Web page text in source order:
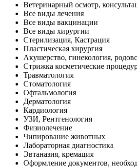
Ветеринарный осмотр,
Все виды лечения
Все виды вакцинации
Все виды хирургии
Стерилизация, Кастрация
Пластическая хирургия
Акушерство, гинекология,
Стрижка косметические
Травматология
Стоматология
Офтальмология
Дерматология
Кардиология
УЗИ, Рентгенология
Физиолечение
Чипирование животных
Лабораторная диагностика
Эвтаназия, кремация
Оформление документов,